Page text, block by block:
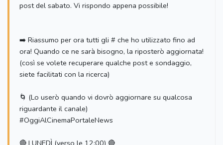
post del sabato. Vi rispondo appena possibile!
➡️ Riassumo per ora tutti gli # che ho utilizzato fino ad
ora! Quando ce ne sarà bisogno, la riposterò aggiornata!
(così se volete recuperare qualche post e sondaggio,
siete facilitati con la ricerca)
🌀 (Lo userò quando vi dovrò aggiornare su qualcosa
riguardante il canale)
#OggiAlCinemaPortaleNews